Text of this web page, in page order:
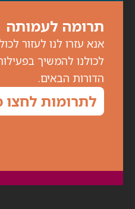
תרומה לעמותה
אנא עזרו לנו לעזור
לכולנו להמשיך
הדורות הבאים.
לתרומות לחצו